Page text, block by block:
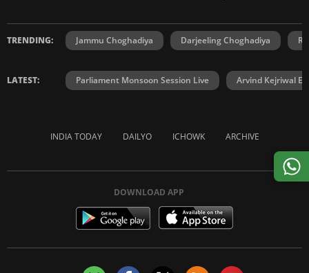
TRENDING: Jammu Choghadiya Darjeeling Choghadiya
LATEST: Parliament Monsoon Session Live Arvind Kejriwal
INDIA TODAY DAILYO ICHOWK ARCHIVE
DOWNLOAD APP